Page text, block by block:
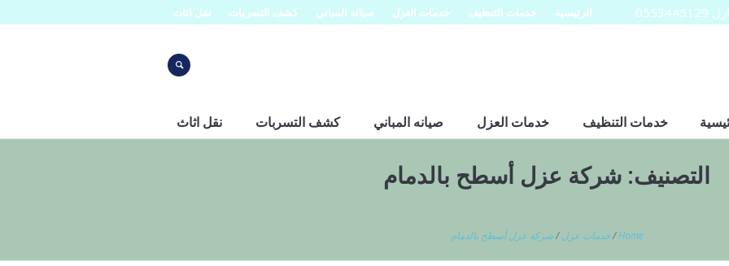
الرئيسية خدمات التنظيف خدمات العزل صيانه المباني كشف التسربات نقل اثاث
خدمات التنظيف خدمات العزل صيانه المباني كشف التسربات نقل اثاث
التصنيف: شركة عزل أسطح بالدمام
Home
/خدمات عزل /شركة عزل أسطح بالدمام